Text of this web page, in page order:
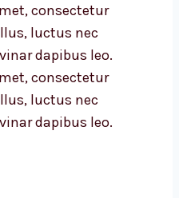
consectetur
luctus nec
dapibus leo.
consectetur
luctus nec
dapibus leo.